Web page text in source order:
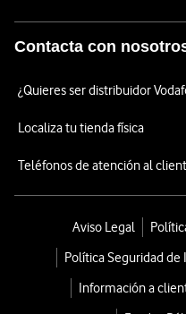
Contacta con
¿Quieres ser distribuidor
Localiza tu tienda física
Teléfonos de atención al
Aviso Legal
Política Seguridad
Información a